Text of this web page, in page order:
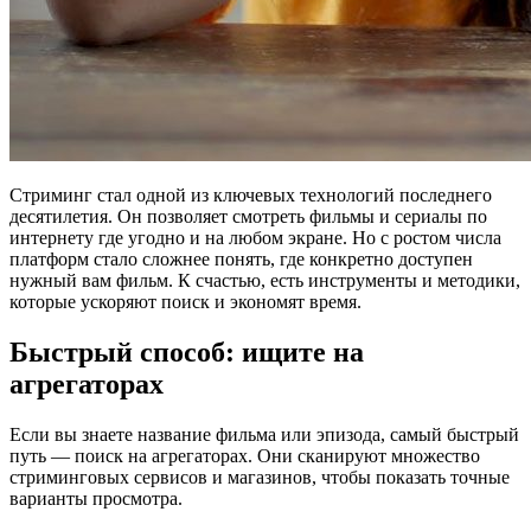
Стриминг стал одной из ключевых технологий последнего
десятилетия. Он позволяет смотреть фильмы и сериалы по
интернету где угодно и на любом экране. Но с ростом числа
платформ стало сложнее понять, где конкретно доступен
нужный вам фильм. К счастью, есть инструменты и методики,
которые ускоряют поиск и экономят время.
Быстрый способ: ищите на
агрегаторах
Если вы знаете название фильма или эпизода, самый быстрый
путь — поиск на агрегаторах. Они сканируют множество
стриминговых сервисов и магазинов, чтобы показать точные
варианты просмотра.